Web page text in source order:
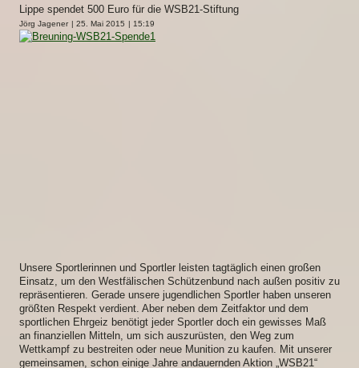
Lippe spendet 500 Euro für die WSB21-Stiftung
Jörg Jagener | 25. Mai 2015 | 15:19
Unsere Sportlerinnen und Sportler leisten tagtäglich einen großen
Einsatz, um den Westfälischen Schützenbund nach außen positiv zu
repräsentieren. Gerade unsere jugendlichen Sportler haben unseren
größten Respekt verdient. Aber neben dem Zeitfaktor und dem
sportlichen Ehrgeiz benötigt jeder Sportler doch ein gewisses Maß
an finanziellen Mitteln, um sich auszurüsten, den Weg zum
Wettkampf zu bestreiten oder neue Munition zu kaufen. Mit unserer
gemeinsamen, schon einige Jahre andauernden Aktion „WSB21“